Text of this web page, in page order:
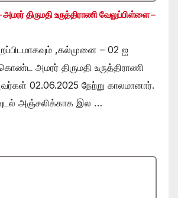
திருமதி உருத்திராணி வேலுப்பிள்ளை –
,கல்முனை – 02 ஐ
கொண்ட அமரர் திருமதி உருத்திராணி
02.06.2025 நேற்று காலமானார்.
அஞ்சலிக்காக இல …